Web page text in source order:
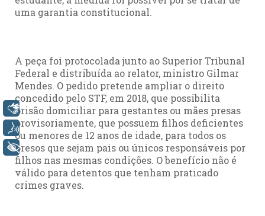
uma garantia constitucional.
A peça foi protocolada junto ao Superior Tribunal
Federal e distribuída ao relator, ministro Gilmar
Mendes. O pedido pretende ampliar o direito
concedido pelo STF, em 2018, que possibilita
prisão domiciliar para gestantes ou mães presas
provisoriamente, que possuem filhos deficientes
ou menores de 12 anos de idade, para todos os
presos que sejam pais ou únicos responsáveis por
filhos nas mesmas condições. O benefício não é
válido para detentos que tenham praticado
crimes graves.
Libras
Voz
+ Acessibilidade